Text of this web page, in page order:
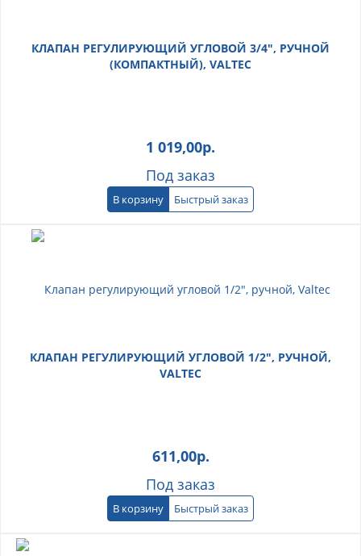
КЛАПАН РЕГУЛИРУЮЩИЙ УГЛОВОЙ 3/4", РУЧНОЙ
(КОМПАКТНЫЙ), VALTEC
1 019,00р.
Под заказ
В корзину Быстрый заказ
КЛАПАН РЕГУЛИРУЮЩИЙ УГЛОВОЙ 1/2", РУЧНОЙ,
VALTEC
611,00р.
Под заказ
В корзину Быстрый заказ